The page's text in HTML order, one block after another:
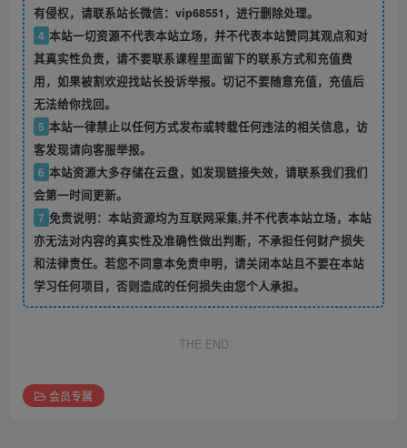
有侵权，请联系站长微信：vip68551，进行删除处理。
4 本站一切资源不代表本站立场，并不代表本站赞同其观点和对
其真实性负责，请不要联系课程里面留下的联系方式和充值费
用，如果被割欢迎找站长投诉举报。切记不要随意充值，充值后
无法给你找回。
5 本站一律禁止以任何方式发布或转载任何违法的相关信息，访
客发现请向客服举报。
6 本站资源大多存储在云盘，如发现链接失效，请联系我们我们
会第一时间更新。
7 免责说明：本站资源均为互联网采集,并不代表本站立场，本站
亦无法对内容的真实性及准确性做出判断，不承担任何财产损失
和法律责任。若您不同意本免责申明，请关闭本站且不要在本站
学习任何项目，否则造成的任何损失由您个人承担。
THE END
会员专属